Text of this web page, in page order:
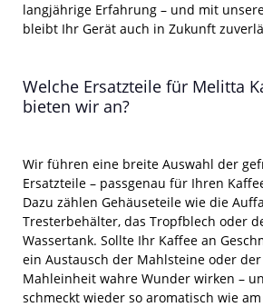
langjährige Erfahrung – und mit
bleibt Ihr Gerät auch in Zukunft
Welche Ersatzteile für Melitta
bieten wir an?
Wir führen eine breite Auswahl der
Ersatzteile – passgenau für Ihren
Dazu zählen Gehäuseteile wie die
Tresterbehälter, das Tropfblech oder
Wassertank. Sollte Ihr Kaffee an
ein Austausch der Mahlsteine oder
Mahleinheit wahre Wunder wirken –
schmeckt wieder so aromatisch wie